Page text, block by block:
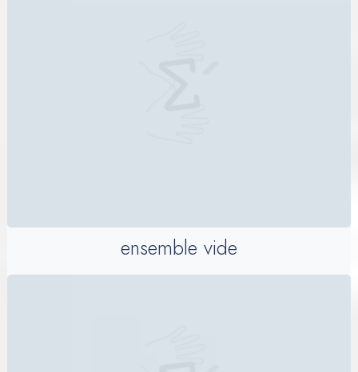
ensemble vide